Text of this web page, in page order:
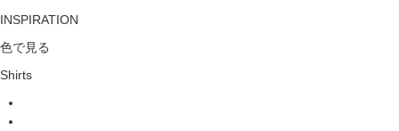
INSPIRATION
色で見る
Shirts